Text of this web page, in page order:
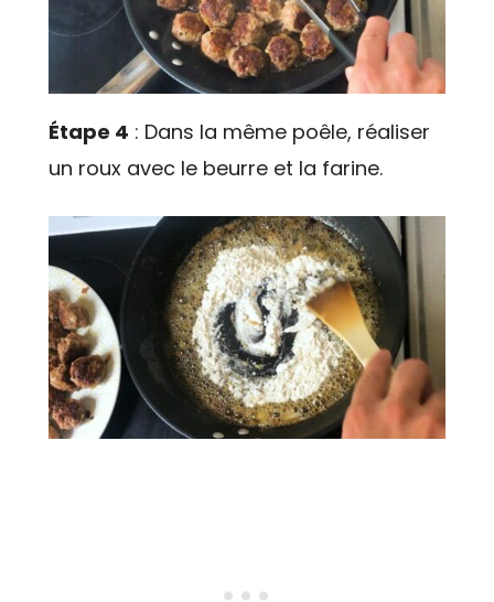
Étape 4 : Dans la même poêle, réaliser
un roux avec le beurre et la farine.